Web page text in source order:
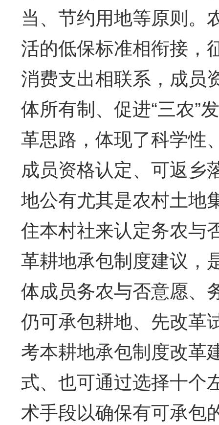
当、节约用地等原则。
活的低保标准相衔接，
消费支出相联系，成员
体所有制、促进“三农”
革思路，体现了科学性
成员资格认定、可返乡
地公有尤其是农村土地
住本村社来认定务农与
革耕地承包制度建议，
体成员务农与否意愿、
仍可承包耕地、先改革
考本耕地承包制度改革
式、也可通过选择十个
术手段以确保有可承包